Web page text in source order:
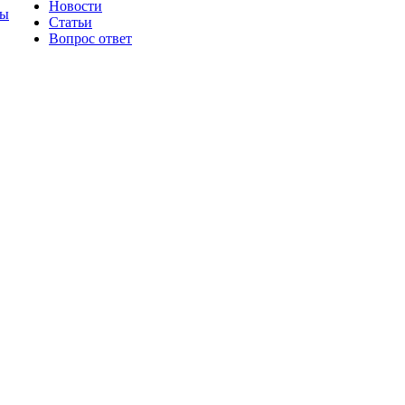
Новости
Статьи
Вопрос ответ